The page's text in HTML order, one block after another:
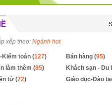
xếp theo: Ngành hot
Kiểm toán (127) Bán hàng (95)
làm thêm (85)
Khách sạn - Du
tử (72) Giáo dục-Đào